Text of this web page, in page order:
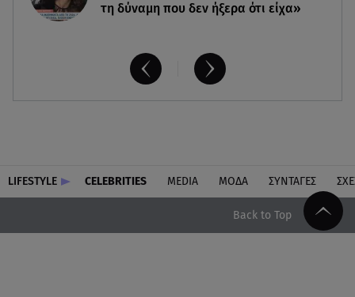
τη δύναμη που δεν ήξερα ότι είχα»
LIFESTYLE CELEBRITIES MEDIA ΜΟΔΑ ΣΥΝΤΑΓΕΣ
Back to Top